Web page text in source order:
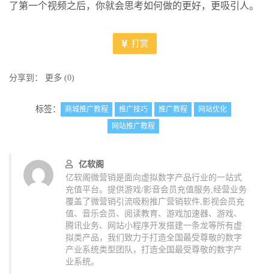
了第一个视频之后，你就会思考如何做的更好，更吸引人。
打赏
分享到： 更多 (0)
标签： 商城推广教程 推广技巧 推广教程
网站优化
网站推广教程
亿软阁
亿软阁微营销是面向虚拟数字产品行业的一站式
充值平台。提供游戏/影音会员充值服务,经营业务
覆盖了微营销引流吸粉推广营销软件,影视会员充
值、音乐会员、阅读教育、游戏加速器、游戏、
腾讯业务、网站小程序开发搭建一条龙等所有虚
拟类产品，我们致力于打造全国最受尊敬的数字
产业系统类型团队，打造全国最受尊敬的数字产
业系统。